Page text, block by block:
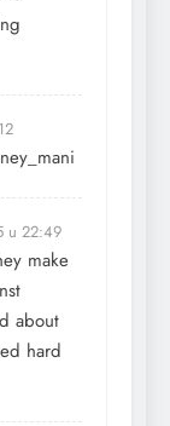
u 22:49
make
about
hard